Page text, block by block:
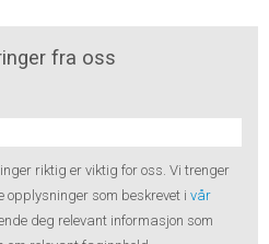
fra oss
riktig er viktig for oss. Vi trenger
som beskrevet i vår
deg relevant informasjon som